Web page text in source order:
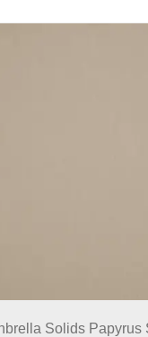
Solids Papyrus